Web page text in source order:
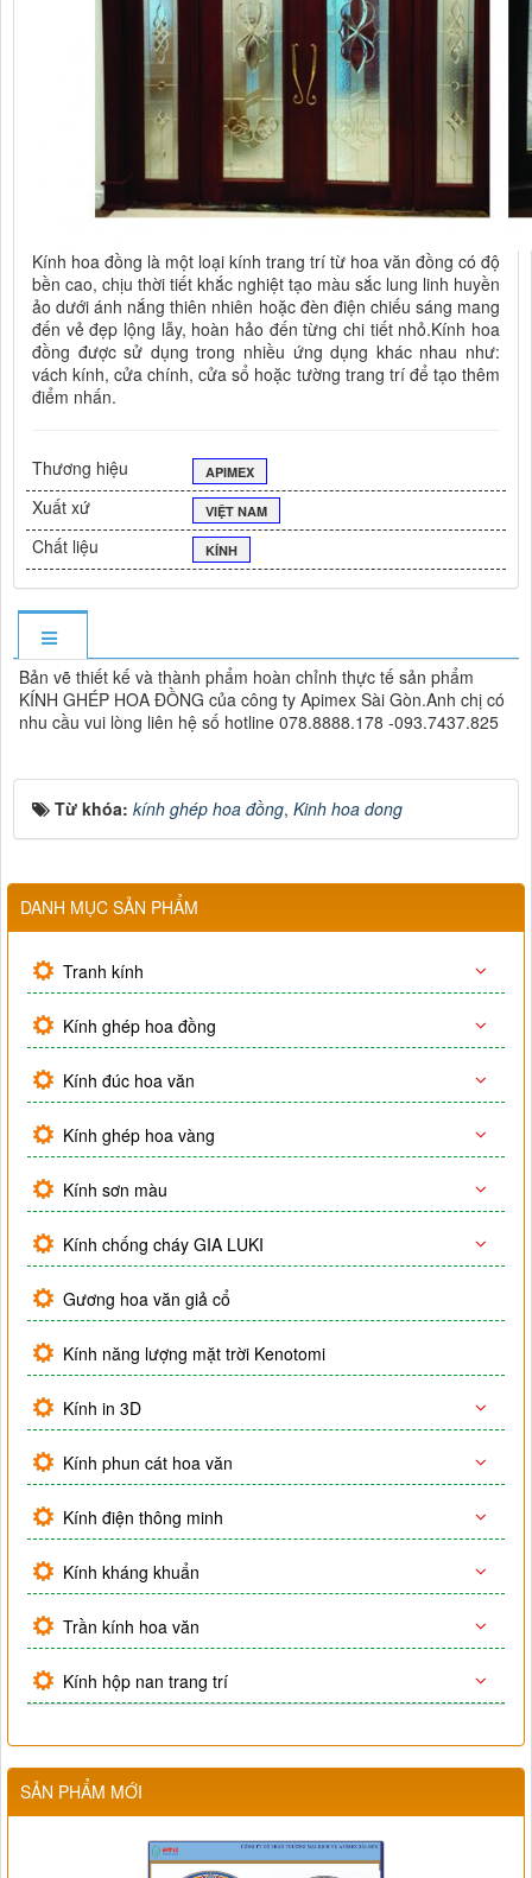
Kính hoa đồng là một loại kính trang trí từ hoa văn đồng có độ
bền cao, chịu thời tiết khắc nghiệt tạo màu sắc lung linh huyền
ảo dưới ánh nắng thiên nhiên hoặc đèn điện chiếu sáng mang
đến vẻ đẹp lộng lẫy, hoàn hảo đến từng chi tiết nhỏ.Kính hoa
đồng được sử dụng trong nhiều ứng dụng khác nhau như:
vách kính, cửa chính, cửa sổ hoặc tường trang trí để tạo thêm
điểm nhấn.
Thương hiệu APIMEX
Xuất xứ VIỆT NAM
Chất liệu KÍNH
Bản vẽ thiết kế và thành phẩm hoàn chỉnh thực tế sản phẩm
KÍNH GHÉP HOA ĐỒNG của công ty Apimex Sài Gòn.Anh chị có
nhu cầu vui lòng liên hệ số hotline 078.8888.178 -093.7437.825
Từ khóa: kính ghép hoa đồng, Kinh hoa dong
DANH MỤC SẢN PHẨM
Tranh kính
Kính ghép hoa đồng
Kính đúc hoa văn
Kính ghép hoa vàng
Kính sơn màu
Kính chống cháy GIA LUKI
Gương hoa văn giả cổ
Kính năng lượng mặt trời Kenotomi
Kính in 3D
Kính phun cát hoa văn
Kính điện thông minh
Kính kháng khuẩn
Trần kính hoa văn
Kính hộp nan trang trí
SẢN PHẨM MỚI